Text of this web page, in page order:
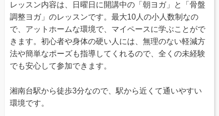
レッスン内容は、日曜日に開講中の「朝ヨガ」と「骨盤
調整ヨガ」のレッスンです。最大10人の小人数制なの
で、アットホームな環境で、マイペースに学ぶことがで
きます。初心者や身体の硬い人には、無理のない軽減方
法や簡単なポーズも指導してくれるので、全くの未経験
でも安心して参加できます。
湘南台駅から徒歩3分なので、駅から近くて通いやすい
環境です。